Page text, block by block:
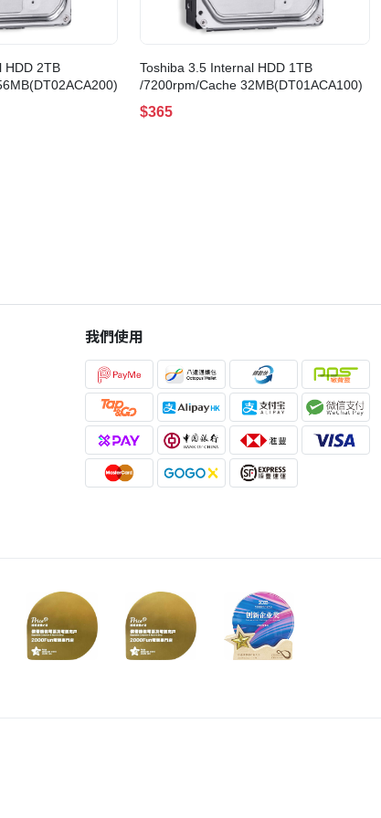
HDD 2TB
Toshiba 3.5 Internal HDD 1TB
/7200rpm/Cache 32MB(DT01ACA100)
$365
我們使用